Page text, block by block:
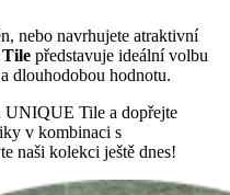
nebo navrhujete atraktivní
představuje ideální volbu
dlouhodobou hodnotu.
UNIQUE Tile a dopřejte
v kombinaci s
naši kolekci ještě dnes!